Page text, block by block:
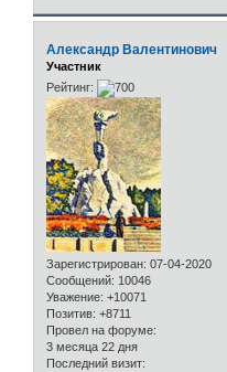
Александр Валентинович
Участник
Рейтинг:
Зарегистрирован: 07-04-2020
Сообщений: 10046
Уважение: +10071
Позитив: +8711
Провел на форуме:
3 месяца 22 дня
Последний визит: